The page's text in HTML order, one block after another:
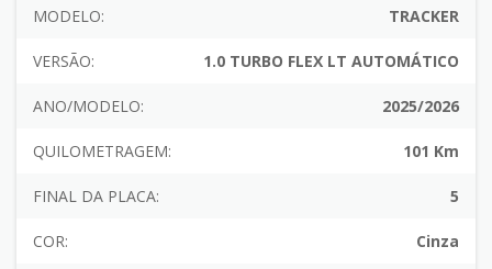
MODELO: TRACKER
VERSÃO: 1.0 TURBO FLEX LT AUTOMÁTICO
ANO/MODELO: 2025/2026
QUILOMETRAGEM: 101 Km
FINAL DA PLACA: 5
COR: Cinza